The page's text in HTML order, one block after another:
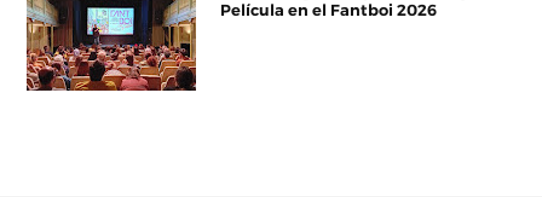
Película en el Fantboi 2026